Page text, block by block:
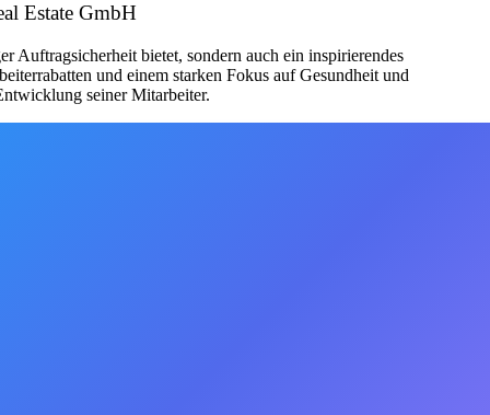
Estate GmbH
Auftragsicherheit bietet, sondern auch ein inspirierendes
und einem starken Fokus auf Gesundheit und
seiner Mitarbeiter.